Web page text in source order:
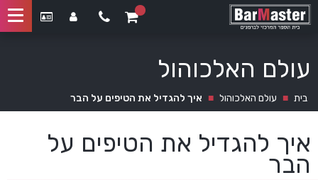
עולם האלכוהול
בית ■ עולם האלכוהול ■ איך להגדיל את הטיפים על הבר
איך להגדיל את הטיפים על
הבר